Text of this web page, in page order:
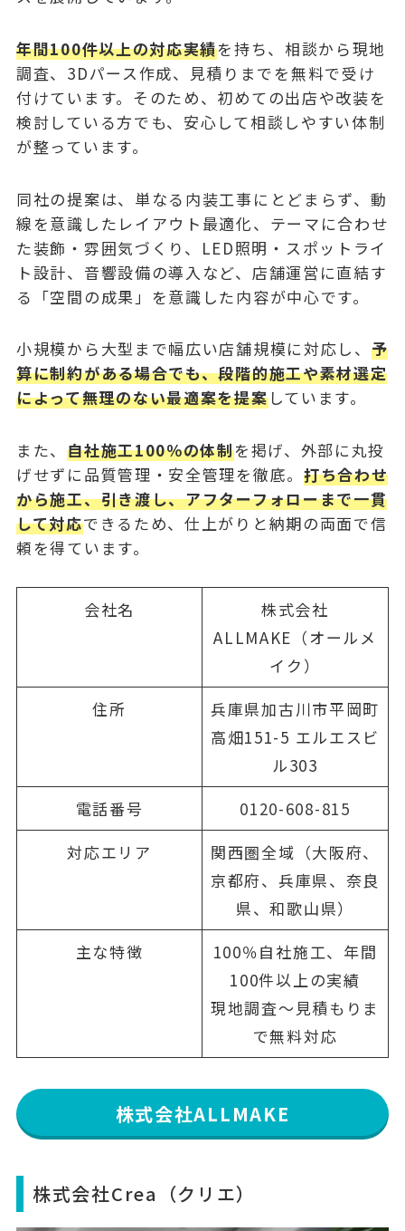
年間100件以上の対応実績を持ち、相談から現地
調査、3Dパース作成、見積りまでを無料で受け
付けています。そのため、初めての出店や改装を
検討している方でも、安心して相談しやすい体制
が整っています。
同社の提案は、単なる内装工事にとどまらず、動
線を意識したレイアウト最適化、テーマに合わせ
た装飾・雰囲気づくり、LED照明・スポットライ
ト設計、音響設備の導入など、店舗運営に直結す
る「空間の成果」を意識した内容が中心です。
小規模から大型まで幅広い店舗規模に対応し、 予
算に制約がある場合でも、段階的施工や素材選定
によって無理のない最適案を提案しています。
また、自社施工100％の体制を掲げ、外部に丸投
げせずに品質管理・安全管理を徹底。 打ち合わせ
から施工、引き渡し、アフターフォローまで一貫
して対応できるため、仕上がりと納期の両面で信
頼を得ています。
会社名
株式会社
ALLMAKE（オールメ
イク）
住所
兵庫県加古川市平岡町
高畑151-5 エルエスビ
ル303
電話番号
0120-608-815
対応エリア
関西圏全域（大阪府、
京都府、兵庫県、奈良
県、和歌山県）
主な特徴
100％自社施工、年間
100件以上の実績
現地調査〜見積もりま
で無料対応
株式会社ALLMAKE
株式会社Crea（クリエ）